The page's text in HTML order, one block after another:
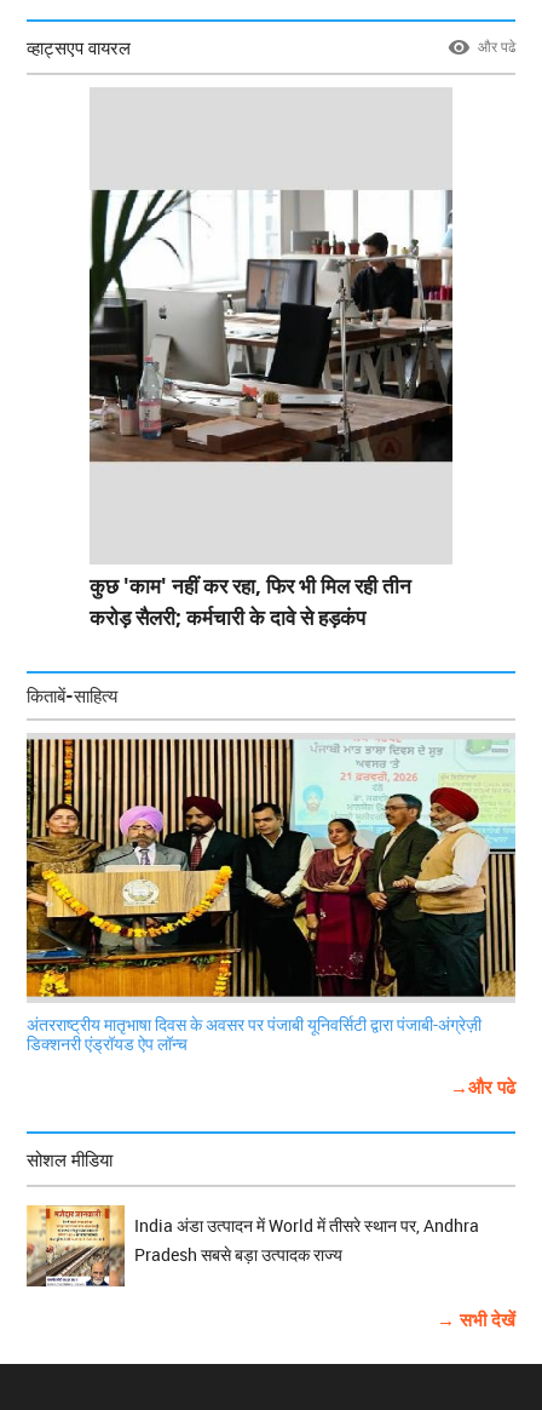
व्हाट्सएप वायरल और पढे
कुछ 'काम' नहीं कर रहा, फिर भी मिल रही तीन
करोड़ सैलरी; कर्मचारी के दावे से हड़कंप
किताबें-साहित्य
अंतरराष्ट्रीय मातृभाषा दिवस के अवसर पर पंजाबी यूनिवर्सिटी द्वारा पंजाबी-अंग्रेज़ी
डिक्शनरी एंड्रॉयड ऐप लॉन्च
→और पढे
सोशल मीडिया
India अंडा उत्पादन में World में तीसरे स्थान पर, Andhra
Pradesh सबसे बड़ा उत्पादक राज्य
→ सभी देखें